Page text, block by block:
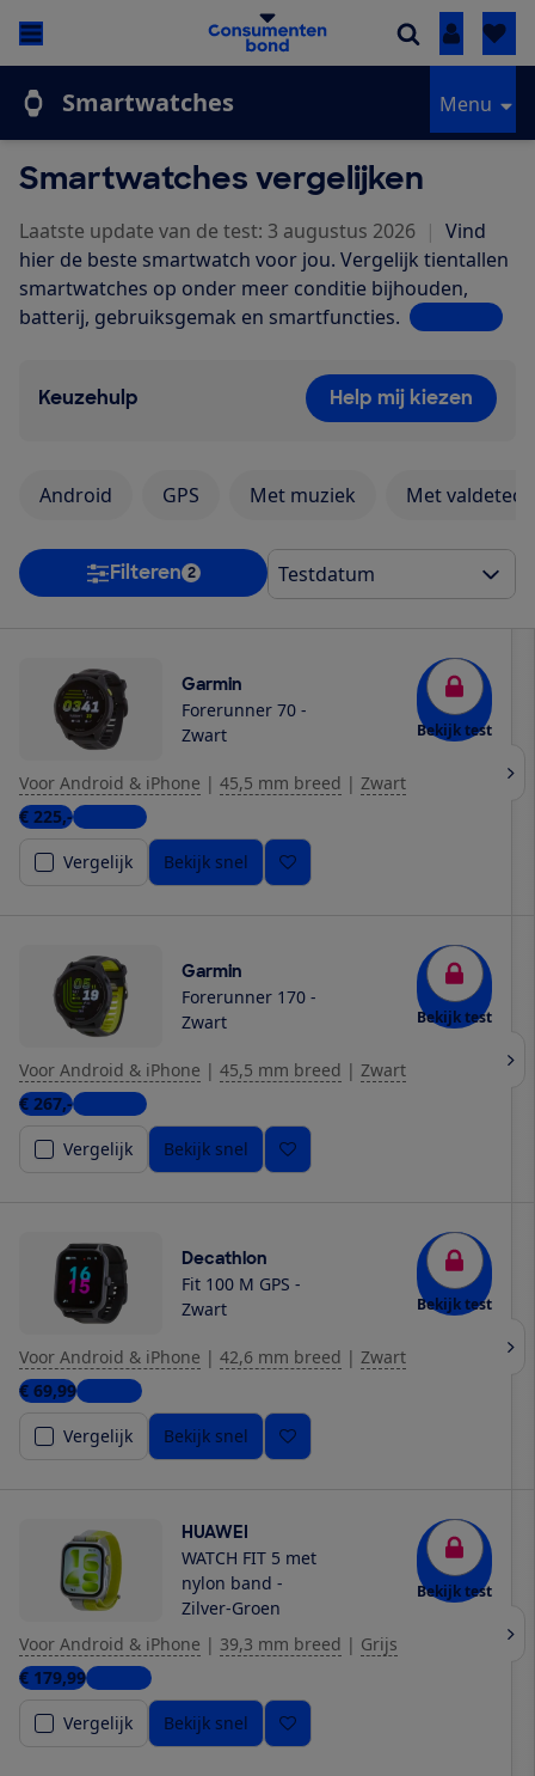
Inloggen
Smartwatches Menu
Smartwatches vergelijken
Laatste update van de test: 3 augustus 2026 | Vind
hier de beste smartwatch voor jou. Vergelijk tientallen
smartwatches op onder meer conditie bijhouden,
batterij, gebruiksgemak en smartfuncties. Lees meer
Keuzehulp Help mij kiezen
Android GPS Met muziek Met
Filteren 2
Garmin
Forerunner 70 -
Zwart
Bekijk test
Voor Android & iPhone | 45,5 mm breed | Zwart
€ 225,-7 winkels
Vergelijk
Bekijk snel
Garmin
Forerunner 170 -
Zwart
Bekijk test
Voor Android & iPhone | 45,5 mm breed | Zwart
€ 267,-5 winkels
Vergelijk
Bekijk snel
Decathlon
Fit 100 M GPS -
Zwart
Bekijk test
Voor Android & iPhone | 42,6 mm breed | Zwart
€ 69,991 winkel
Vergelijk
Bekijk snel
HUAWEI
WATCH FIT 5 met
nylon band -
Zilver-Groen
Bekijk test
Voor Android & iPhone | 39,3 mm breed | Grijs
€ 179,991 winkel
Vergelijk
Bekijk snel